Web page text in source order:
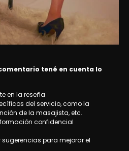
tené en cuenta lo
en la reseña
del servicio, como la
de la masajista, etc.
confidencial
sugerencias para mejorar el